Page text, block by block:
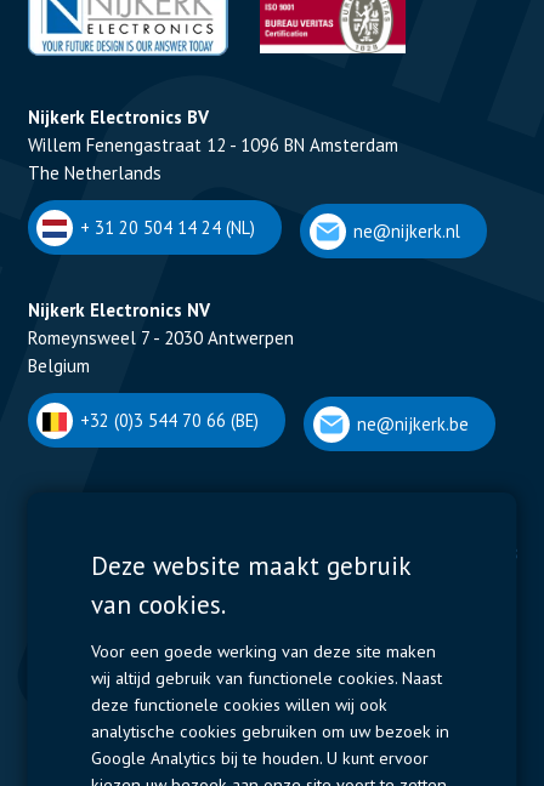
Nijkerk Electronics BV
Willem Fenengastraat 12 - 1096 BN Amsterdam
The Netherlands
+ 31 20 504 14 24 (NL) ne@nijkerk.nl
Nijkerk Electronics NV
Romeynsweel 7 - 2030 Antwerpen
Belgium
+32 (0)3 544 70 66 (BE) ne@nijkerk.be
Display Solutions
Displays
Power Solutions
Contactors & Fuses
Measurement
Resistors
Deze website maakt gebruik
van cookies.
Voor een goede werking van deze site maken
wij altijd gebruik van functionele cookies. Naast
deze functionele cookies willen wij ook
analytische cookies gebruiken om uw bezoek in
Google Analytics bij te houden. U kunt ervoor